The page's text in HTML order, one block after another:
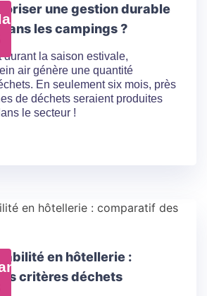
une gestion durable
les campings ?
durant la saison estivale,
air génère une quantité
En seulement six mois, près
de déchets seraient produites
le secteur !
en hôtellerie :
critères déchets